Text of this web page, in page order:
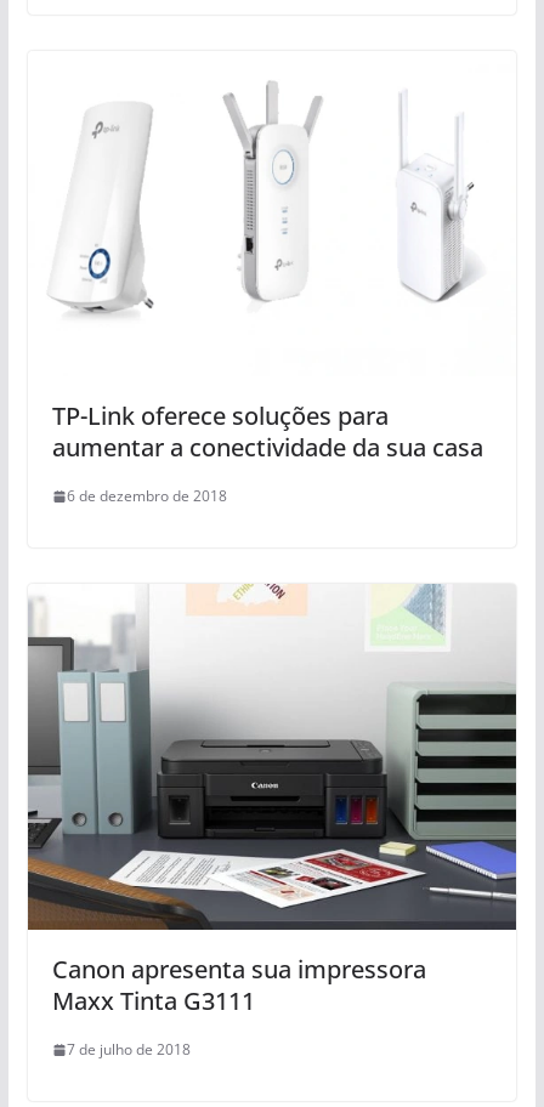
TP-Link oferece soluções para
aumentar a conectividade da sua casa
6 de dezembro de 2018
Canon apresenta sua impressora
Maxx Tinta G3111
7 de julho de 2018